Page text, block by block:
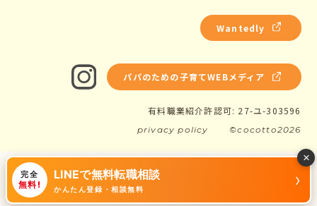
Wantedly
パパのための子育てWEBメディア
有料職業紹介許認可: 27-ユ-303596
privacy policy ©cocotto2026
×
完全
無料!
LINEで無料転職相談
かんたん登録・相談無料 ›